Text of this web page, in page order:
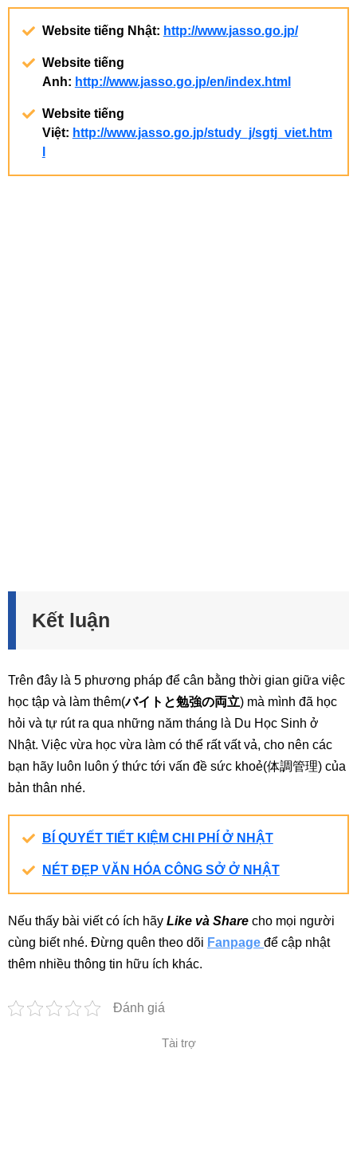
Website tiếng Nhật: http://www.jasso.go.jp/
Website tiếng
Anh: http://www.jasso.go.jp/en/index.html
Website tiếng
Việt: http://www.jasso.go.jp/study_j/sgtj_viet.htm
Kết luận
Trên đây là 5 phương pháp để cân bằng thời gian giữa việc
học tập và làm thêm(バイトと勉強の両立) mà mình đã học
hỏi và tự rút ra qua những năm tháng là Du Học Sinh ở
Nhật. Việc vừa học vừa làm có thể rất vất vả, cho nên các
bạn hãy luôn luôn ý thức tới vấn đề sức khoẻ(体調管理) của
bản thân nhé.
BÍ QUYẾT TIẾT KIỆM CHI PHÍ Ở NHẬT
NÉT ĐẸP VĂN HÓA CÔNG SỞ Ở NHẬT
Nếu thấy bài viết có ích hãy Like và Share cho mọi người
cùng biết nhé. Đừng quên theo dõi Fanpage để cập nhật
thêm nhiều thông tin hữu ích khác.
Đánh giá
Tài trợ